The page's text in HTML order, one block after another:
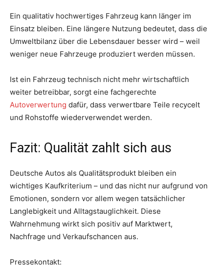
Ein qualitativ hochwertiges Fahrzeug kann länger im
Einsatz bleiben. Eine längere Nutzung bedeutet, dass die
Umweltbilanz über die Lebensdauer besser wird – weil
weniger neue Fahrzeuge produziert werden müssen.
Ist ein Fahrzeug technisch nicht mehr wirtschaftlich
weiter betreibbar, sorgt eine fachgerechte
Autoverwertung dafür, dass verwertbare Teile recycelt
und Rohstoffe wiederverwendet werden.
Fazit: Qualität zahlt sich aus
Deutsche Autos als Qualitätsprodukt bleiben ein
wichtiges Kaufkriterium – und das nicht nur aufgrund von
Emotionen, sondern vor allem wegen tatsächlicher
Langlebigkeit und Alltagstauglichkeit. Diese
Wahrnehmung wirkt sich positiv auf Marktwert,
Nachfrage und Verkaufschancen aus.
Pressekontakt: